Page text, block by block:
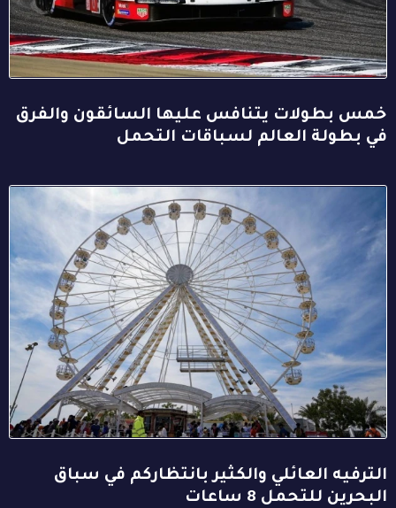
خمس بطولات يتنافس عليها السائقون والفرق
في بطولة العالم لسباقات التحمل
الترفيه العائلي والكثير بانتظاركم في سباق
البحرين للتحمل 8 ساعات